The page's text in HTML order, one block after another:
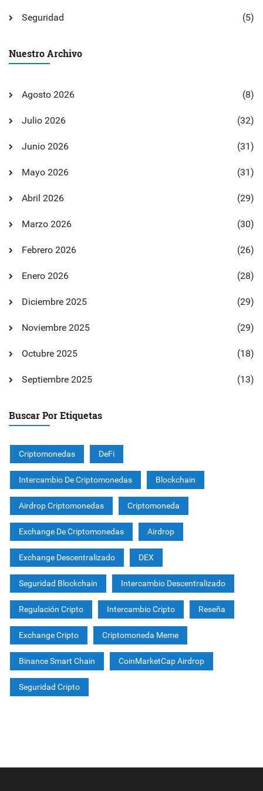
Seguridad (5)
Nuestro Archivo
Agosto 2026 (8)
Julio 2026 (32)
Junio 2026 (31)
Mayo 2026 (31)
Abril 2026 (29)
Marzo 2026 (30)
Febrero 2026 (26)
Enero 2026 (28)
Diciembre 2025 (29)
Noviembre 2025 (29)
Octubre 2025 (18)
Septiembre 2025 (13)
Buscar Por Etiquetas
Criptomonedas DeFi
Intercambio De Criptomonedas Blockchain
Airdrop Criptomonedas Criptomoneda
Exchange De Criptomonedas Airdrop
Exchange Descentralizado DEX
Seguridad Blockchain Intercambio Descentralizado
Regulación Cripto Intercambio Cripto Reseña
Exchange Cripto Criptomoneda Meme
Binance Smart Chain CoinMarketCap Airdrop
Seguridad Cripto